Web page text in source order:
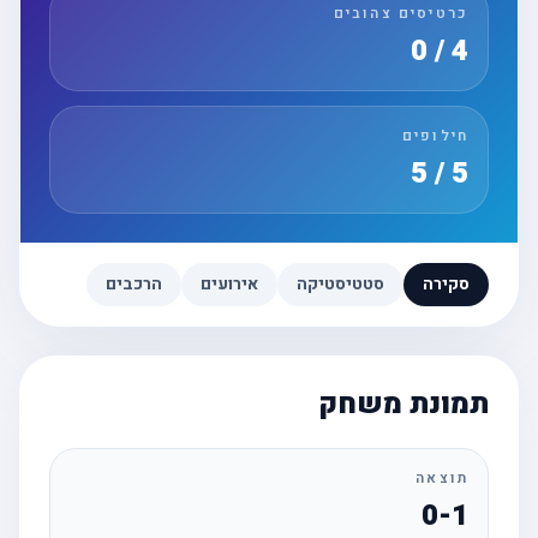
כרטיסים צהובים
חילופים
סקירה סטטיסטיקה אירועים הרכבים
תמונת משחק
תוצאה
0-1